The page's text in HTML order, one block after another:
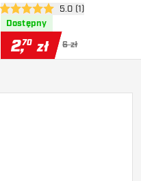
otwórz panel recenzji
5 gwiazdki oceny5.0 (1)
Dostępny
2,70 zł 6 zł